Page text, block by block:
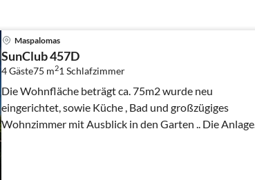
Maspalomas
SunClub 457D
4 Gäste75 m21 Schlafzimmer
Die Wohnfläche beträgt ca. 75m2 wurde neu
eingerichtet, sowie Küche , Bad und großzügiges
Wohnzimmer mit Ausblick in den Garten .. Die Anlage
verfügt über einen beheizten Pool,